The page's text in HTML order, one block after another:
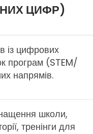
ЦИФР)
із цифрових
програм (STEM/
напрямів.
школи,
тренінги для